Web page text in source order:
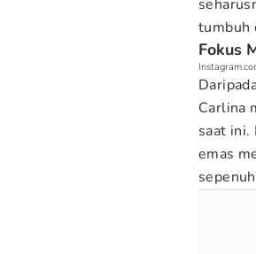
tumbuh
Fokus
Carlina
saat ini.
emas